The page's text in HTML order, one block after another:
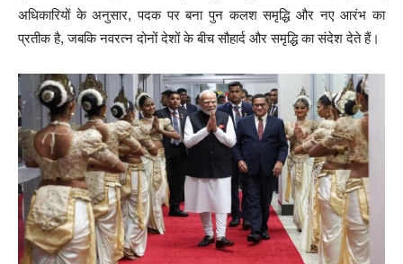
अधिकारियों के अनुसार, पदक पर बना पुन कलश समृद्धि और नए आरंभ का
प्रतीक है, जबकि नवरत्न दोनों देशों के बीच सौहार्द और समृद्धि का संदेश देते हैं।